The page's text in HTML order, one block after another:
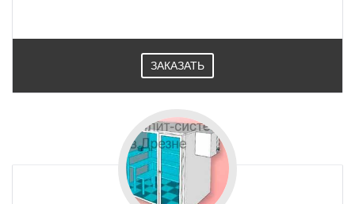
Работаем по
ЗАКАЗАТЬ
УЗНАТЬ ПОДРОБНЕЕ